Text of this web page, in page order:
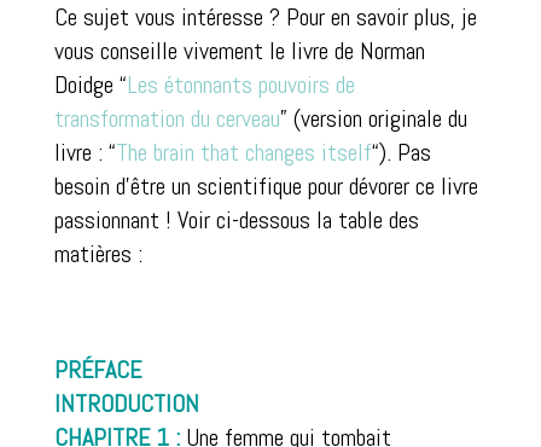
Ce sujet vous intéresse ? Pour en savoir plus, je
vous conseille vivement le livre de Norman
Doidge “Les étonnants pouvoirs de
transformation du cerveau” (version originale du
livre : “The brain that changes itself“). Pas
besoin d’être un scientifique pour dévorer ce livre
passionnant ! Voir ci-dessous la table des
matières :
PRÉFACE
INTRODUCTION
CHAPITRE 1 : Une femme qui tombait